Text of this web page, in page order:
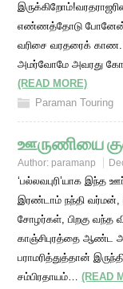
எண்ணத்தோடு போனேன்.
வரிசை வரதரைக் காண.
அமர்வோமே அவரது
(READ MORE)
Paraman Touring
ஊருணியை
Author: paramanp
‘பல்லவபுரி’யாக இந்த
இரண்டாம் நந்தி வர்மன்,
சோழர்கள், பிறகு வந்த
காஞ்சிபுரத்தை ஆண்ட
பராமரித்துத்தான்
சம்பிரதாயம்…(READ